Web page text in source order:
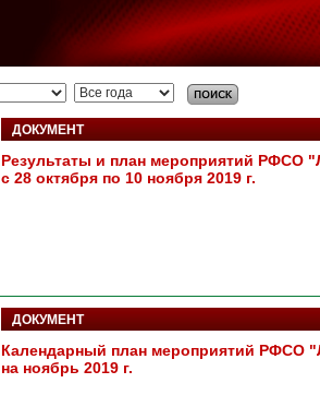
ДОКУМЕНТ
Результаты и план мероприятий
с 28 октября по 10 ноября 2019 г.
ДОКУМЕНТ
Календарный план мероприятий
на ноябрь 2019 г.